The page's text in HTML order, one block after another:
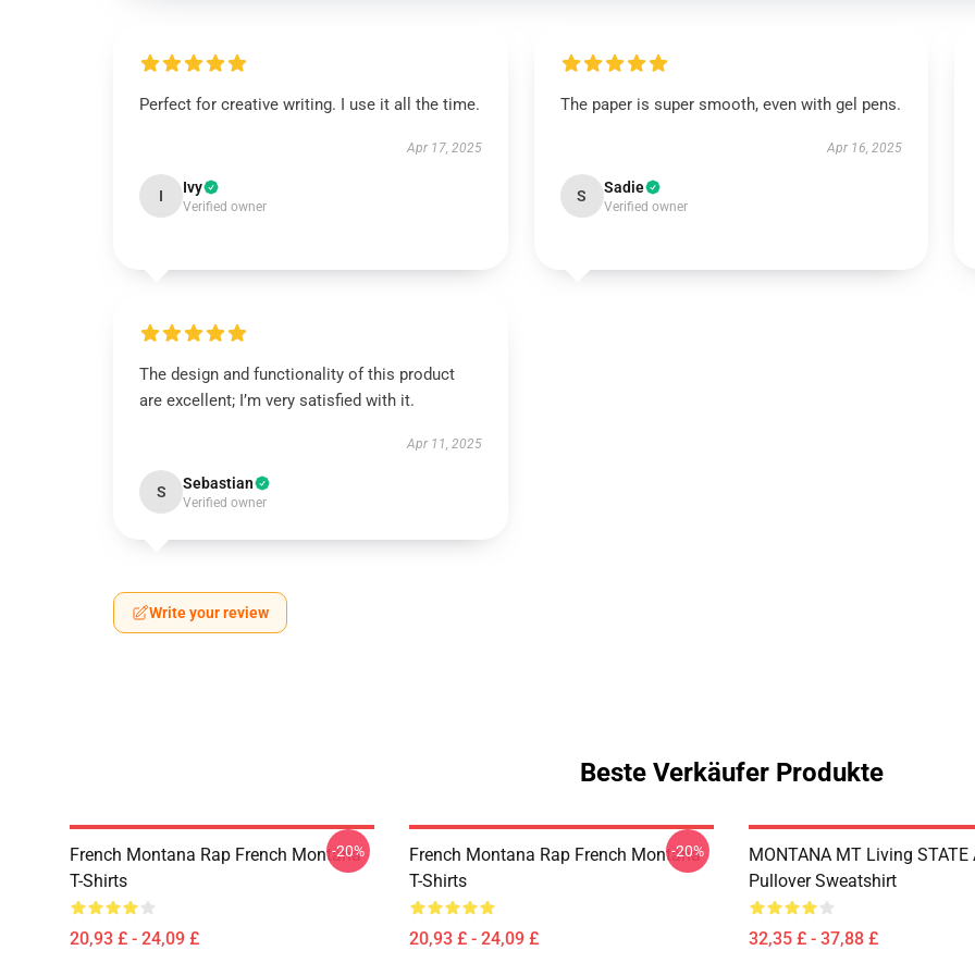
Perfect for creative writing. I use it all the time.
Apr 17, 2025
I Ivy
Verified owner
The paper is super smooth, even with gel pens.
Apr 16, 2025
S Sadie
Verified owner
The design and functionality of this product
are excellent; I’m very satisfied with it.
Apr 11, 2025
S Sebastian
Verified owner
Write your review
Beste Verkäufer Produkte
French Montana Rap French Montana
T-Shirts
20,93 £ - 24,09 £
-20%
French Montana Rap French Montana
T-Shirts
20,93 £ - 24,09 £
-20%
MONTANA MT Living STATE
Pullover Sweatshirt
32,35 £ - 37,88 £